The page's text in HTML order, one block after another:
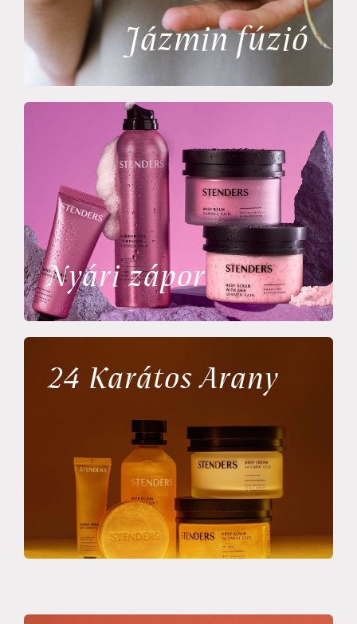
Jázmin fúzió
Nyári zápor
24 Karátos Arany